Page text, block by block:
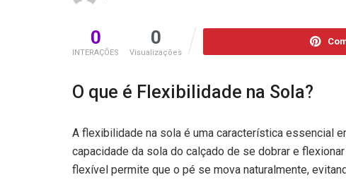
0
INTERAÇÕES
0
Visualizações
O que é Flexibilidade na Sola?
A flexibilidade na sola é uma característica essencial
capacidade da sola do calçado de se dobrar e
flexível permite que o pé se mova naturalmente,